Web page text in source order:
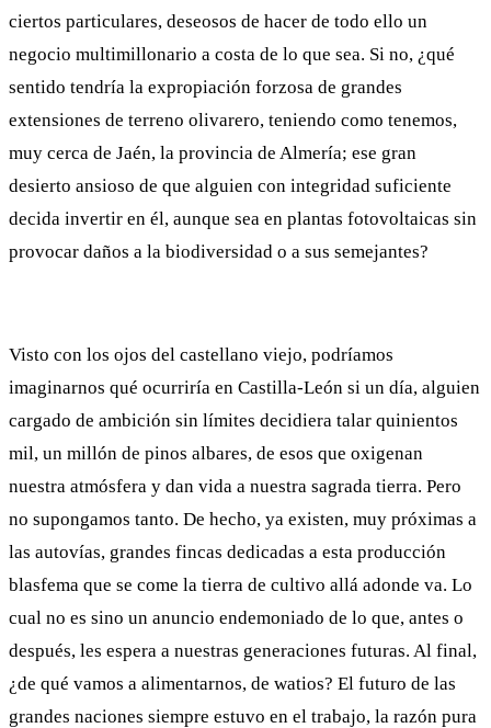
ciertos particulares, deseosos de hacer de todo ello un
negocio multimillonario a costa de lo que sea. Si no, ¿qué
sentido tendría la expropiación forzosa de grandes
extensiones de terreno olivarero, teniendo como tenemos,
muy cerca de Jaén, la provincia de Almería; ese gran
desierto ansioso de que alguien con integridad suficiente
decida invertir en él, aunque sea en plantas fotovoltaicas sin
provocar daños a la biodiversidad o a sus semejantes?
Visto con los ojos del castellano viejo, podríamos
imaginarnos qué ocurriría en Castilla-León si un día, alguien
cargado de ambición sin límites decidiera talar quinientos
mil, un millón de pinos albares, de esos que oxigenan
nuestra atmósfera y dan vida a nuestra sagrada tierra. Pero
no supongamos tanto. De hecho, ya existen, muy próximas a
las autovías, grandes fincas dedicadas a esta producción
blasfema que se come la tierra de cultivo allá adonde va. Lo
cual no es sino un anuncio endemoniado de lo que, antes o
después, les espera a nuestras generaciones futuras. Al final,
¿de qué vamos a alimentarnos, de watios? El futuro de las
grandes naciones siempre estuvo en el trabajo, la razón pura